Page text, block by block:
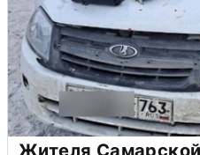
Жителя